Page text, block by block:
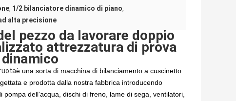
, 1/2 bilanciatore dinamico di piano,
alta precisione
pezzo da lavorare doppio
attrezzatura di prova
è una sorta di macchina di bilanciamento a cuscinetto
e prodotta dalla nostra fabbrica introducendo
dell'acqua, dischi di freno, lame di sega, ventilatori,